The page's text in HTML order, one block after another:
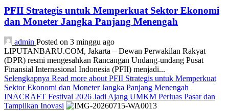
PFII Strategis untuk Memperkuat Sektor Ekonomi
dan Moneter Jangka Panjang Menengah
admin Posted on 3 minggu ago
LIPUTANBARU.COM, Jakarta – Dewan Perwakilan Rakyat
(DPR) resmi mengesahkan Rancangan Undang-undang Pusat
Finansial Internasional Indonesia (PFII) menjadi...
Selengkapnya Read more about PFII Strategis untuk Memperkuat
Sektor Ekonomi dan Moneter Jangka Panjang Menengah
INACRAFT Festival 2026 Jadi Ajang UMKM Perluas Pasar dan
Tampilkan Inovasi